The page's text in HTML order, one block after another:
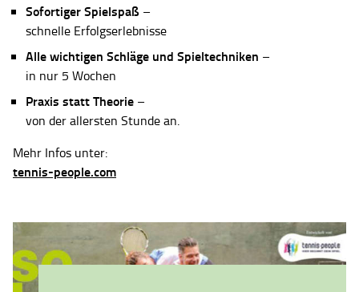
Sofortiger Spielspaß –
schnelle Erfolgserlebnisse
Alle wichtigen Schläge und Spieltechniken –
in nur 5 Wochen
Praxis statt Theorie –
von der allersten Stunde an.
Mehr Infos unter:
tennis-people.com